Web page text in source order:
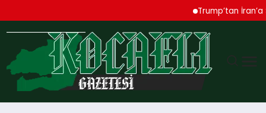
Trump’tan İran’a Sert